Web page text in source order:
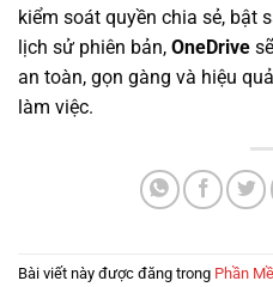
kiểm soát quyền chia sẻ, bật
lịch sử phiên bản, OneDrive
an toàn, gọn gàng và hiệu
làm việc.
Bài viết này được đăng trong Phần